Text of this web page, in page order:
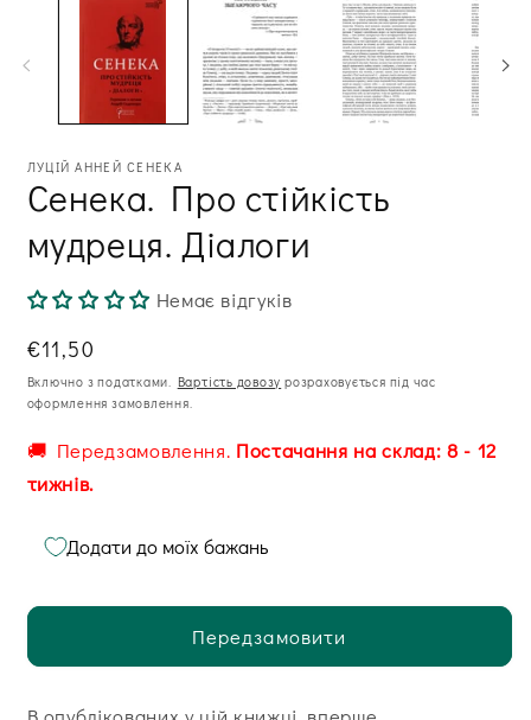
ЛУЦІЙ АННЕЙ СЕНЕКА
Сенека. Про стійкість
мудреця. Діалоги
Немає відгуків
Звична
ціна
€11,50
Включно з податками. Вартість довозу розраховується під час
оформлення замовлення.
🚚 Передзамовлення. Постачання на склад: 8 - 12
тижнів.
Додати до моїх бажань
Передзамовити